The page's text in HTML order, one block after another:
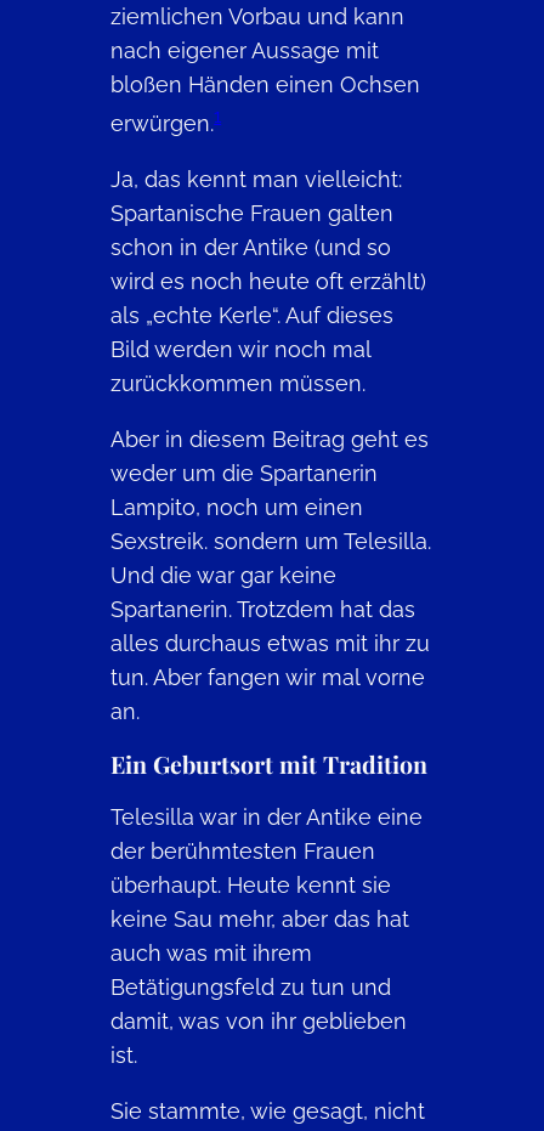
ziemlichen Vorbau und kann
nach eigener Aussage mit
bloßen Händen einen Ochsen
erwürgen.1
Ja, das kennt man vielleicht:
Spartanische Frauen galten
schon in der Antike (und so
wird es noch heute oft erzählt)
als „echte Kerle“. Auf dieses
Bild werden wir noch mal
zurückkommen müssen.
Aber in diesem Beitrag geht es
weder um die Spartanerin
Lampito, noch um einen
Sexstreik. sondern um Telesilla.
Und die war gar keine
Spartanerin. Trotzdem hat das
alles durchaus etwas mit ihr zu
tun. Aber fangen wir mal vorne
an.
Ein Geburtsort mit Tradition
Telesilla war in der Antike eine
der berühmtesten Frauen
überhaupt. Heute kennt sie
keine Sau mehr, aber das hat
auch was mit ihrem
Betätigungsfeld zu tun und
damit, was von ihr geblieben
ist.
Sie stammte, wie gesagt, nicht